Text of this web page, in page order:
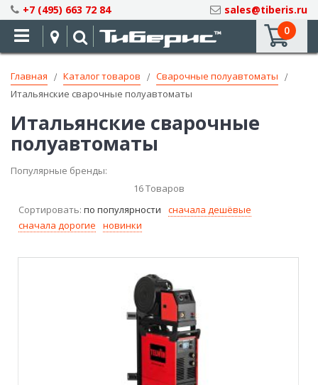
Skip
to
Content
+7 (495) 663 72 84
sales@tiberis.ru
0
Главная Каталог товаров
Сварочные полуавтоматы
Итальянские сварочные полуавтоматы
Итальянские сварочные
полуавтоматы
Популярные бренды:
16Товаров
Сортировать: по популярности
сначала дешёвые
сначала дорогие
новинки